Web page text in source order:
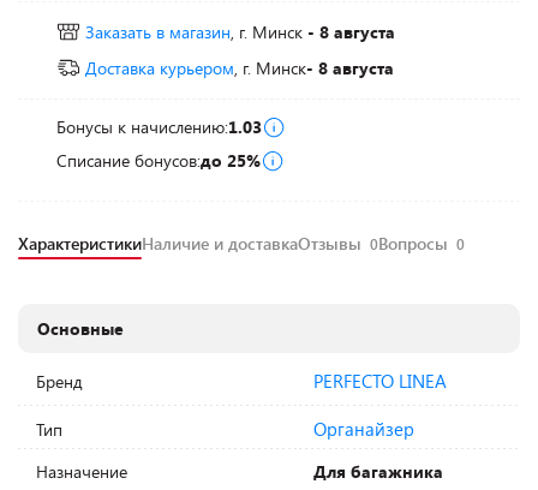
Заказать в магазин, г. Минск - 8 августа
Доставка курьером, г. Минск- 8 августа
Бонусы к начислению:1.03
Списание бонусов:до 25%
ХарактеристикиНаличие и доставкаОтзывы 0Вопросы 0
Основные
Бренд PERFECTO LINEA
Тип Органайзер
Назначение
Для багажника